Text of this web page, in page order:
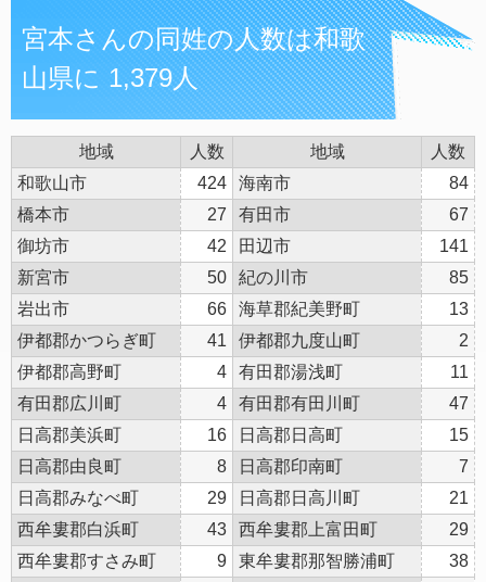
宮本さんの同姓の人数は和歌
山県に 1,379人
地域 人数 地域
人数
和歌山市
424 海南市
84
橋本市
27 有田市
67
御坊市
42 田辺市
141
新宮市
50 紀の川市
85
岩出市
66 海草郡紀美野町
13
伊都郡かつらぎ町
41 伊都郡九度山町
2
伊都郡高野町
4 有田郡湯浅町
11
有田郡広川町
4 有田郡有田川町
47
日高郡美浜町
16 日高郡日高町
15
日高郡由良町
8 日高郡印南町
7
日高郡みなべ町
29 日高郡日高川町
21
西牟婁郡白浜町
43 西牟婁郡上富田町
29
西牟婁郡すさみ町
9 東牟婁郡那智勝浦町 38